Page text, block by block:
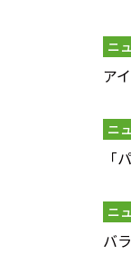
ニ
ア
ニ
「
ニ
バ